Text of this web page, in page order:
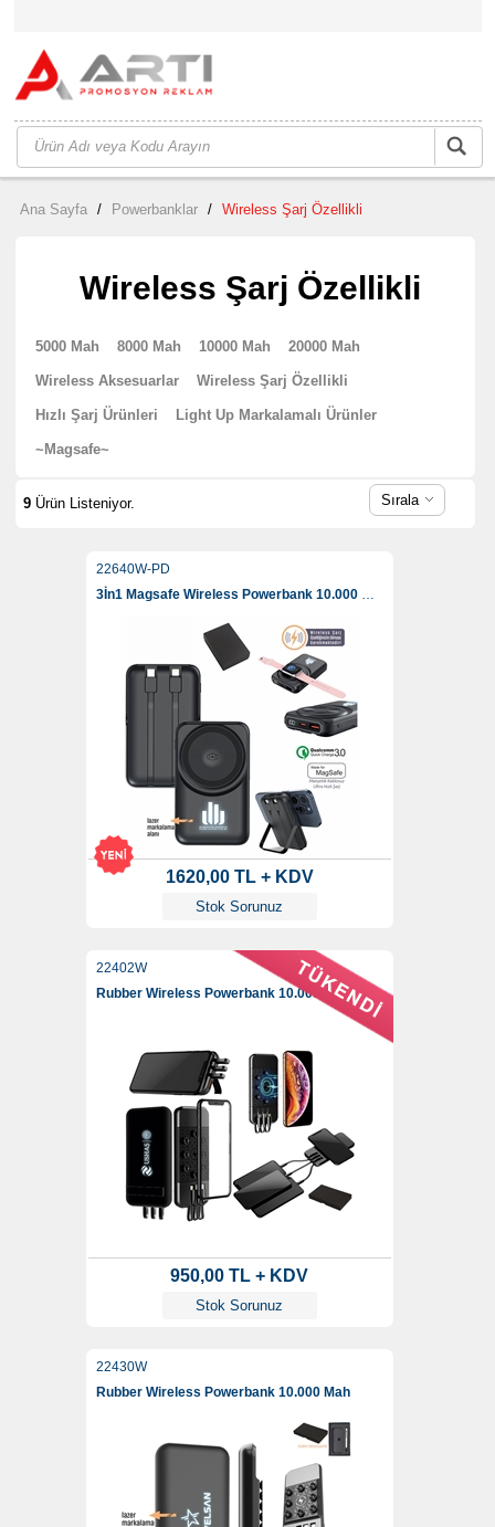
Ana Sayfa / Powerbanklar / Wireless Şarj Özellikli
Wireless Şarj Özellikli
5000 Mah 8000 Mah 10000 Mah 20000 Mah
Wireless Aksesuarlar Wireless Şarj Özellikli
Hızlı Şarj Ürünleri Light Up Markalamalı Ürünler
~Magsafe~
9Ürün Listeniyor. Sırala
22640W-PD
3İn1 Magsafe Wireless Powerbank 10.000 Mah
1620,00 TL + KDV
Stok Sorunuz
22402W
Rubber Wireless Powerbank 10.000 Mah
950,00 TL + KDV
Stok Sorunuz
22430W
Rubber Wireless Powerbank 10.000 Mah